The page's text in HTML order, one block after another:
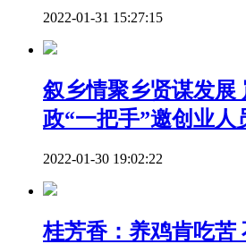
2022-01-31 15:27:15
叙乡情聚乡贤谋发展
政“一把手”邀创业人
2022-01-30 19:02:22
桂芳香：养鸡肯吃苦